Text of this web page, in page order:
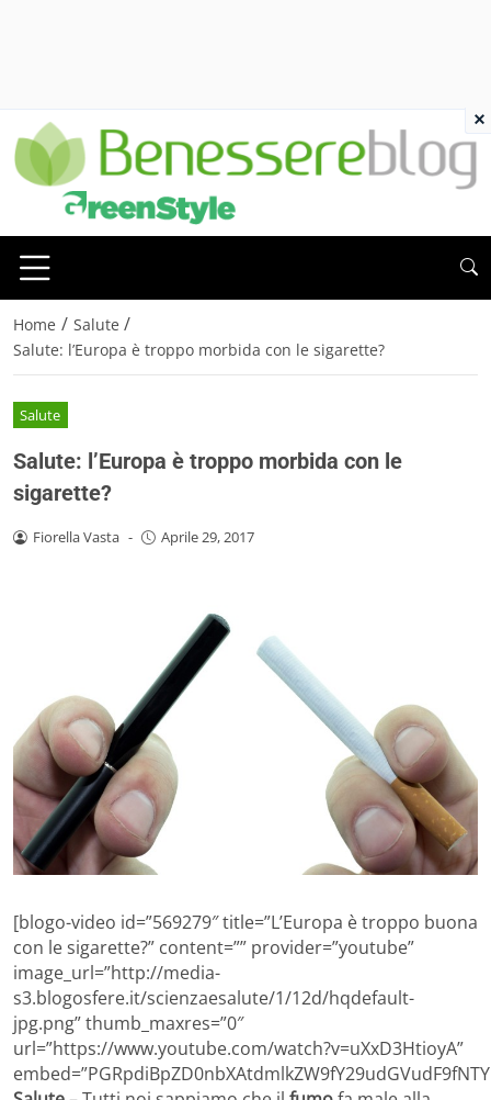
Home / Salute /
Salute: l’Europa è troppo morbida con le sigarette?
Salute
Salute: l’Europa è troppo morbida con le
sigarette?
Fiorella Vasta - Aprile 29, 2017
[blogo-video id=”569279″ title=”L’Europa è troppo buona
con le sigarette?” content=”” provider=”youtube”
image_url=”http://media-
s3.blogosfere.it/scienzaesalute/1/12d/hqdefault-
jpg.png” thumb_maxres=”0″
url=”https://www.youtube.com/watch?v=uXxD3HtioyA”
×